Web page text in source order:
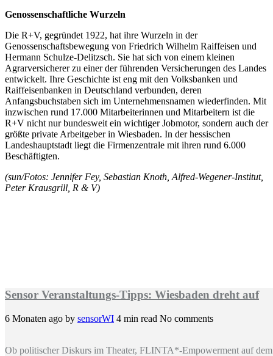
Genossenschaftliche Wurzeln
Die R+V, gegründet 1922, hat ihre Wurzeln in der
Genossenschaftsbewegung von Friedrich Wilhelm Raiffeisen und
Hermann Schulze-Delitzsch. Sie hat sich von einem kleinen
Agrarversicherer zu einer der führenden Versicherungen des Landes
entwickelt. Ihre Geschichte ist eng mit den Volksbanken und
Raiffeisenbanken in Deutschland verbunden, deren
Anfangsbuchstaben sich im Unternehmensnamen wiederfinden. Mit
inzwischen rund 17.000 Mitarbeiterinnen und Mitarbeitern ist die
R+V nicht nur bundesweit ein wichtiger Jobmotor, sondern auch der
größte private Arbeitgeber in Wiesbaden. In der hessischen
Landeshauptstadt liegt die Firmenzentrale mit ihren rund 6.000
Beschäftigten.
(sun/Fotos: Jennifer Fey, Sebastian Knoth, Alfred-Wegener-Institut,
Peter Krausgrill, R & V)
Sensor Veranstaltungs-Tipps: Wiesbaden dreht auf
6 Monaten ago by sensorWI 4 min read No comments
Ob politischer Diskurs im Theater, FLINTA*-Empowerment auf